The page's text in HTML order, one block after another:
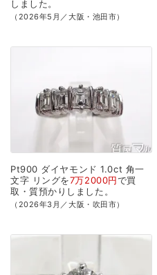
しました。
（2026年5月／大阪・池田市）
Pt900 ダイヤモンド 1.0ct 角一
文字 リングを7万2000円で買
取・質預かり しました。
（2026年3月／大阪・吹田市）